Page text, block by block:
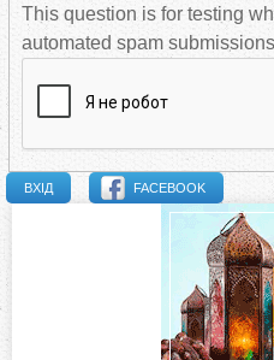
н
в
к
This question is for testing
automated spam
FACEBOOK